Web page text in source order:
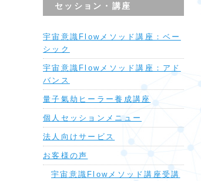
セッション・講座
宇宙意識Flowメソッド講座：ベー
シック
宇宙意識Flowメソッド講座：アド
バンス
量子氣劫ヒーラー養成講座
個人セッションメニュー
法人向けサービス
お客様の声
宇宙意識Flowメソッド講座受講